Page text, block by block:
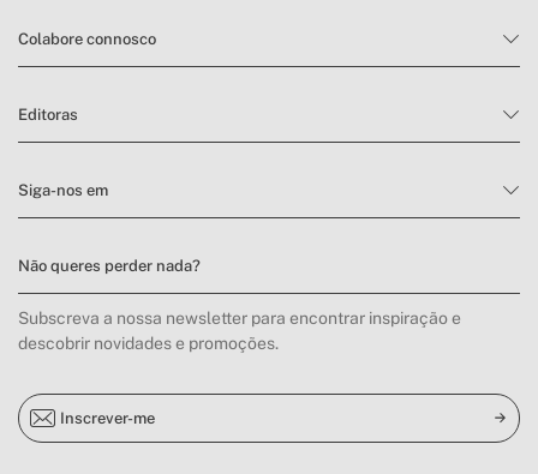
Colabore connosco
Editoras
Siga-nos em
Não queres perder nada?
Subscreva a nossa newsletter para encontrar inspiração e
descobrir novidades e promoções.
Inscrever-me